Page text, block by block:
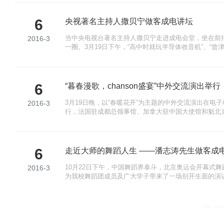
跟
6
2016-3
央视著名主持人撒贝宁做客成电讲坛
当中央电视台著名主持人撒贝宁走进成电会堂，坐在
一圈。3月19日下午，“高中时就玩半导体收音机”、“曾
6
2016-3
“暮春漫歌，chanson盛宴”中外交流演出举行
3月19日晚，以“春暖花开”为主题的中外交流演出在电
行，法国驻成都总领事馆、加拿大驻中国大使馆和魁
6
2016-3
走近大师的舞蹈人生 ——潘志涛先生做客成
10月22日下午，中国舞蹈界泰斗，北京奥运会开幕式
为我校舞蹈团成员及广大学子带来了一场别开生面的